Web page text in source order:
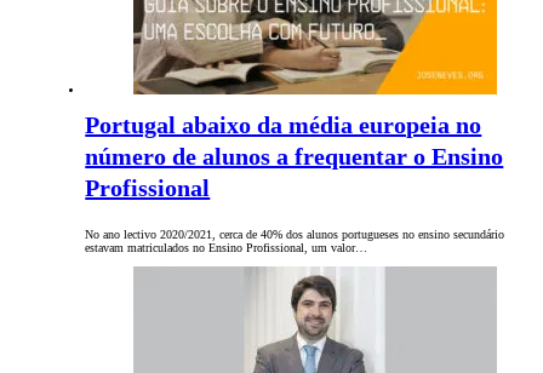
Portugal abaixo da média europeia no
número de alunos a frequentar o Ensino
Profissional
No ano lectivo 2020/2021, cerca de 40% dos alunos portugueses no ensino secundário
estavam matriculados no Ensino Profissional, um valor…